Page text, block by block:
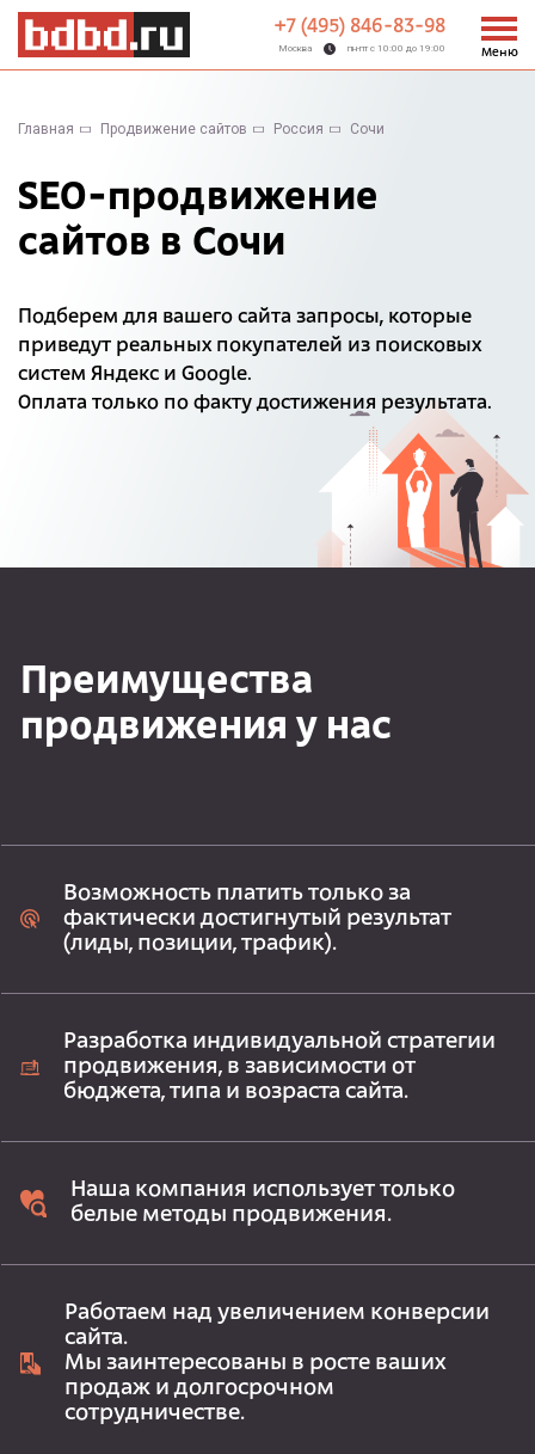
+7 (495) 846-83-98
Москва пн-пт с 10:00 до 19:00 Меню
Главная Продвижение сайтов Россия Сочи
SEO-продвижение
сайтов в Сочи
Подберем для вашего сайта запросы, которые
приведут реальных покупателей из поисковых
систем Яндекс и Google.
Оплата только по факту достижения результата.
Преимущества
продвижения у нас
Возможность платить только за
фактически достигнутый результат
(лиды, позиции, трафик).
Разработка индивидуальной стратегии
продвижения, в зависимости от
бюджета, типа и возраста сайта.
Наша компания использует только
белые методы продвижения.
Работаем над увеличением конверсии
сайта.
Мы заинтересованы в росте ваших
продаж и долгосрочном
сотрудничестве.